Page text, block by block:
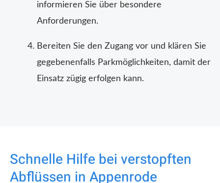
informieren Sie über besondere
Anforderungen.
Bereiten Sie den Zugang vor und klären Sie
gegebenenfalls Parkmöglichkeiten, damit der
Einsatz zügig erfolgen kann.
Schnelle Hilfe bei verstopften
Abflüssen in Appenrode